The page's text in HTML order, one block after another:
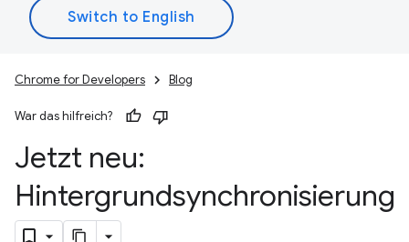
Chrome for Developers Blog
War das hilfreich?
Jetzt neu:
Hintergrundsynchronisierung